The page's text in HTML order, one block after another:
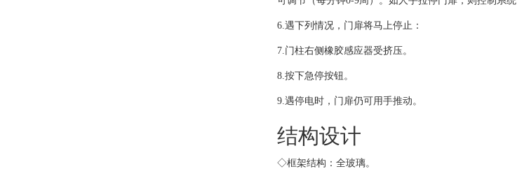
6.遇下列情况，门扉将马上停止：
7.门柱右侧橡胶感应器受挤压。
8.按下急停按钮。
9.遇停电时，门扉仍可用手推动。
结构设计
◇框架结构：全玻璃。